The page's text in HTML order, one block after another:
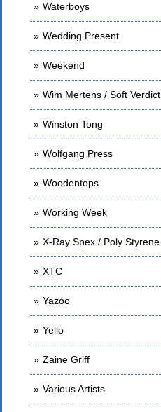
Waterboys
Wedding Present
Weekend
Wim Mertens / Soft Verdict
Winston Tong
Wolfgang Press
Woodentops
Working Week
X-Ray Spex / Poly Styrene
XTC
Yazoo
Yello
Zaine Griff
Various Artists